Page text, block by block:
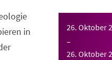
26. Oktober
–
26. Oktober
in